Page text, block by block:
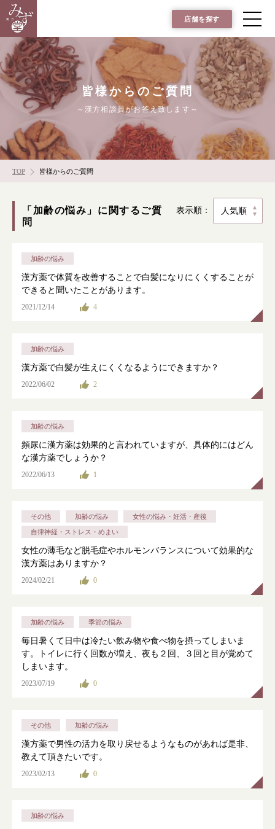
店舗を探す
皆様からのご質問
～漢方相談員がお答え致します～
TOP 皆様からのご質問
「加齢の悩み」に関するご質
問
表示順：
加齢の悩み
漢方薬で体質を改善することで白髪になりにくくすることが
できると聞いたことがあります。
2021/12/14 4
加齢の悩み
漢方薬で白髪が生えにくくなるようにできますか？
2022/06/02 2
加齢の悩み
頻尿に漢方薬は効果的と言われていますが、具体的にはどん
な漢方薬でしょうか？
2022/06/13 1
その他 加齢の悩み 女性の悩み・妊活・産後
自律神経・ストレス・めまい
女性の薄毛など脱毛症やホルモンバランスについて効果的な
漢方薬はありますか？
2024/02/21 0
加齢の悩み 季節の悩み
毎日暑くて日中は冷たい飲み物や食べ物を摂ってしまいま
す。トイレに行く回数が増え、夜も２回、３回と目が覚めて
しまいます。
2023/07/19 0
その他 加齢の悩み
漢方薬で男性の活力を取り戻せるようなものがあれば是非、
教えて頂きたいです。
2023/02/13 0
加齢の悩み